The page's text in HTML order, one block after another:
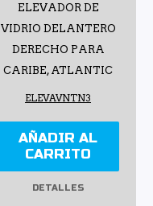
ELEVADOR DE
VIDRIO DELANTERO
DERECHO PARA
CARIBE, ATLANTIC
ELEVAVNTN3
AÑADIR AL
CARRITO
DETALLES